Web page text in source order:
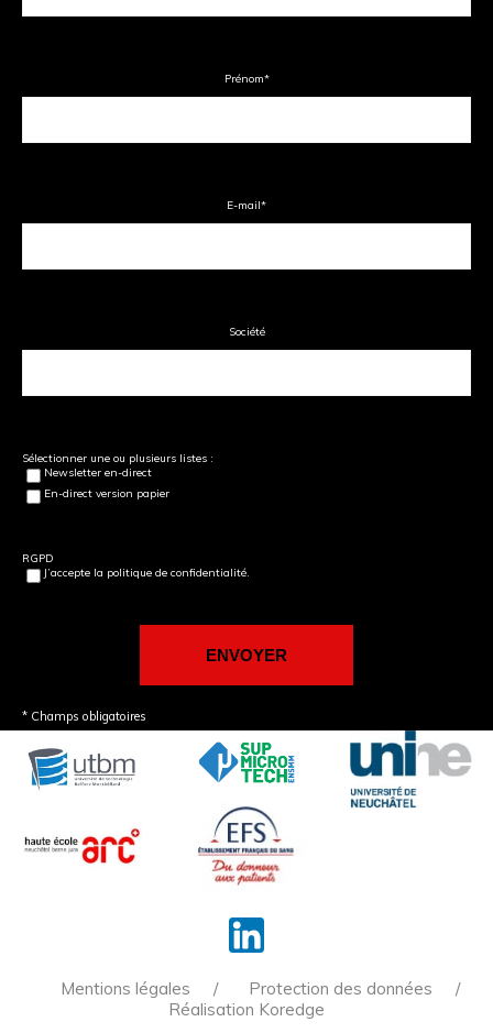
Prénom*
E-mail*
Société
Sélectionner une ou plusieurs listes :
Newsletter en-direct
En-direct version papier
RGPD
J’accepte la politique de confidentialité.
* Champs obligatoires
Mentions légales
Protection des données
Réalisation Koredge